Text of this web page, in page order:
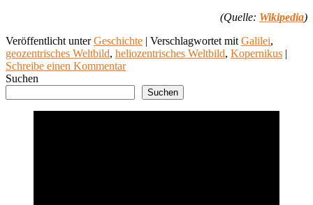
(Quelle: Wikipedia)
Veröffentlicht unter Geschichte | Verschlagwortet mit Galilei,
geozentrisches Weltbild, heliozentrisches Weltbild, Kopernikus |
Schreibe einen Kommentar
Suchen
Suchen